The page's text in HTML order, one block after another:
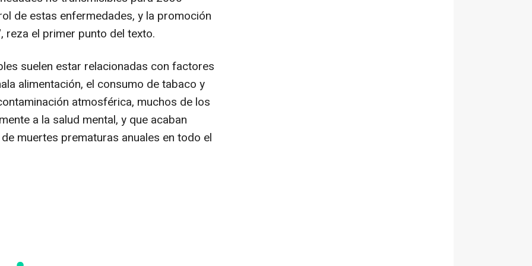
de estas enfermedades, y la promoción
reza el primer punto del texto.
suelen estar relacionadas con factores
alimentación, el consumo de tabaco y
atmosférica, muchos de los
a la salud mental, y que acaban
muertes prematuras anuales en todo el